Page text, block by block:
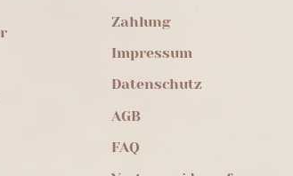
Zahlung
Impressum
Datenschutz
AGB
FAQ